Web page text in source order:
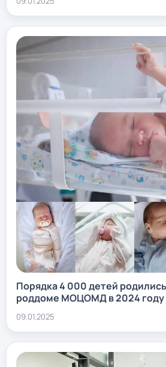
Порядка 4 000 детей
роддоме МОЦОМД в 2024 году
09.01.2025